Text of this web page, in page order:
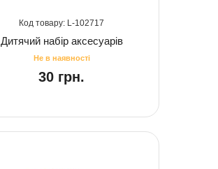
102717
Дитячий набір аксесуарів
30 грн.